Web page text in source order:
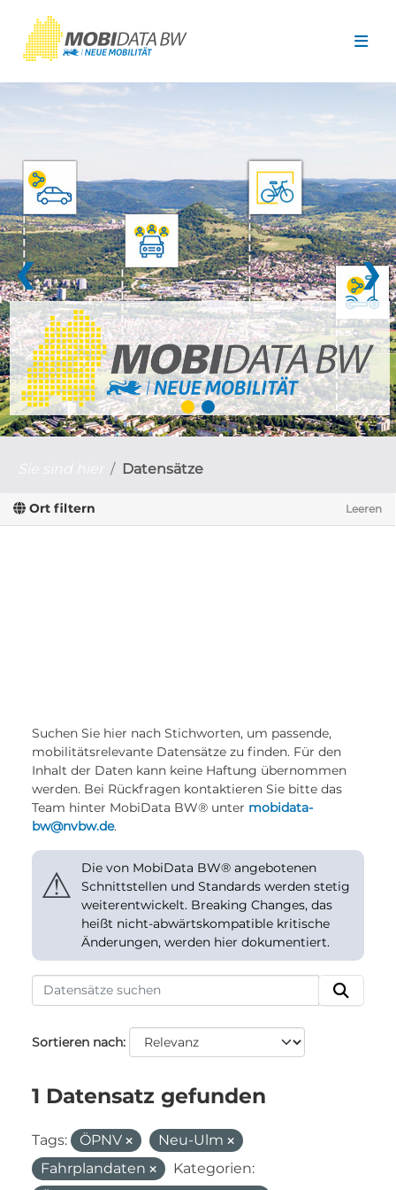
❮ ❯
Datensätze
Ort filtern Leeren
Suchen Sie hier nach Stichworten, um passende,
mobilitätsrelevante Datensätze zu finden. Für den
Inhalt der Daten kann keine Haftung übernommen
werden. Bei Rückfragen kontaktieren Sie bitte das
Team hinter MobiData BW® unter mobidata-
bw@nvbw.de.
⚠
Die von MobiData BW® angebotenen
Schnittstellen und Standards werden stetig
weiterentwickelt. Breaking Changes, das
heißt nicht-abwärtskompatible kritische
Änderungen, werden hier dokumentiert.
Sortieren nach
1 Datensatz gefunden
Tags: ÖPNV
Neu-Ulm
Fahrplandaten
Kategorien: